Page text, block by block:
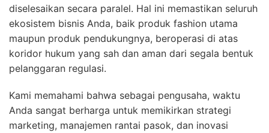
diselesaikan secara paralel. Hal ini memastikan seluruh
ekosistem bisnis Anda, baik produk fashion utama
maupun produk pendukungnya, beroperasi di atas
koridor hukum yang sah dan aman dari segala bentuk
pelanggaran regulasi.
Kami memahami bahwa sebagai pengusaha, waktu
Anda sangat berharga untuk memikirkan strategi
marketing, manajemen rantai pasok, dan inovasi